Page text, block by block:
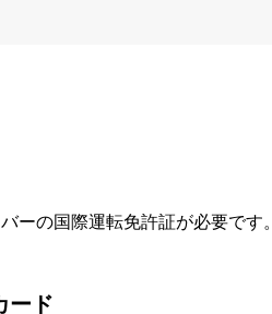
ーの国際運転免許証が必要です。
ード